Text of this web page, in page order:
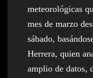
meteorológicas
mes de marzo
sábado,
Herrera, quien
amplio de datos,